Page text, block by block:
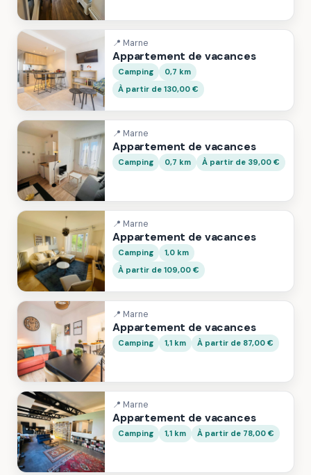
📍 Marne
Appartement de vacances
Camping
0,7 km
À partir de 130,00 €
📍 Marne
Appartement de vacances
Camping 0,7 km À partir de 39,00 €
📍 Marne
Appartement de vacances
Camping
1,0 km
À partir de 109,00 €
📍 Marne
Appartement de vacances
Camping 1,1 km À partir de 87,00 €
📍 Marne
Appartement de vacances
Camping 1,1 km À partir de 78,00 €